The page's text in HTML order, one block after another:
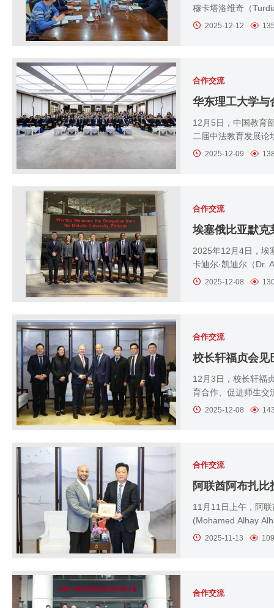
穆卡塔洛维奇（
2025-12-12
合作交流
​12月5日，中国教育
二届中法教育发展论
2025-12-09
合作交流
埃塞俄比亚默克
2025年12月4日，埃
卡迪尔·凯迪尔（Dr.
2025-12-08
合作交流
校长轩福贞会见
12月3日，校长轩福
育合作、促进师生交
2025-12-08
合作交流
阿联酋阿布扎
11月11日上午，阿
(Mohamed Alhay
Al...2025-11-13
合作交流